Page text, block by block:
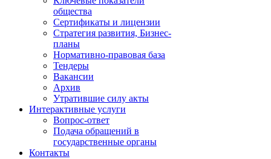
общества
Сертификаты и лицензии
Стратегия развития, Бизнес-
планы
Нормативно-правовая база
Тендеры
Вакансии
Архив
Утратившие силу акты
Интерактивные услуги
Вопрос-ответ
Подача обращений в
государственные органы
Контакты